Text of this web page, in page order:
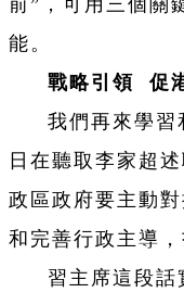
前”，可用三個關
能。
戰略引領 促
我們再來學習
日在聽取李家超
政區政府要主動
和完善行政主導
習主席這段話